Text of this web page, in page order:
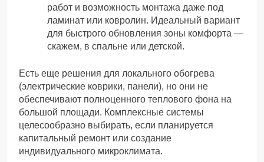
работ и возможность монтажа даже под
ламинат или ковролин. Идеальный вариант
для быстрого обновления зоны комфорта —
скажем, в спальне или детской.
Есть еще решения для локального обогрева
(электрические коврики, панели), но они не
обеспечивают полноценного теплового фона на
большой площади. Комплексные системы
целесообразно выбирать, если планируется
капитальный ремонт или создание
индивидуального микроклимата.